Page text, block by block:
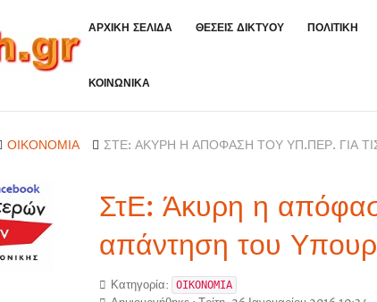
ΑΡΧΙΚΗ ΣΕΛΙΔΑ ΘΕΣΕΙΣ ΔΙΚΤΥΟΥ ΠΟΛΙΤΙΚΗ
ΚΟΙΝΩΝΙΚΑ
ΟΙΚΟΝΟΜΙΑ ΣΤΕ: ΆΚΥΡΗ Η ΑΠΌΦΑΣΗ ΤΟΥ ΥΠ.ΠΕΡ. ΓΙΑ
ΣτΕ: Άκυρη η
απάντηση του
Κατηγορία: ΟΙΚΟΝΟΜΙΑ